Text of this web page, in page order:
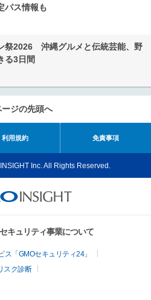
パス情報も
祭2026 沖縄グルメと伝統芸能、野
る3日間
ージの先頭へ
利用規約 免責事項
Inc. All Rights Reserved.
キュリティ事業について
「GMOセキュリティ24」
スク診断